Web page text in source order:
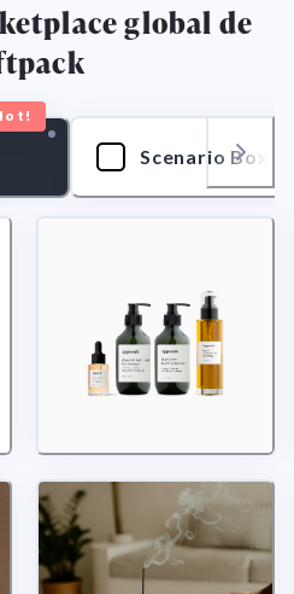
global de
Scenario Boxes